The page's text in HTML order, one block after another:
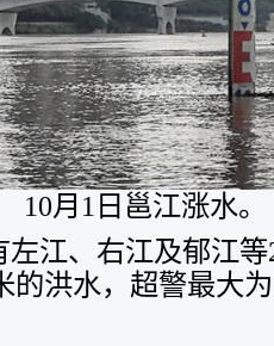
10月1日邕江涨水
左江、右江及郁江
的洪水，超警最大